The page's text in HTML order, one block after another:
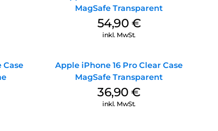
MagSafe Transparent
54,90 €
inkl. MwSt.
Case
Apple iPhone 16 Pro Clear Case
MagSafe Transparent
36,90€
inkl. MwSt.